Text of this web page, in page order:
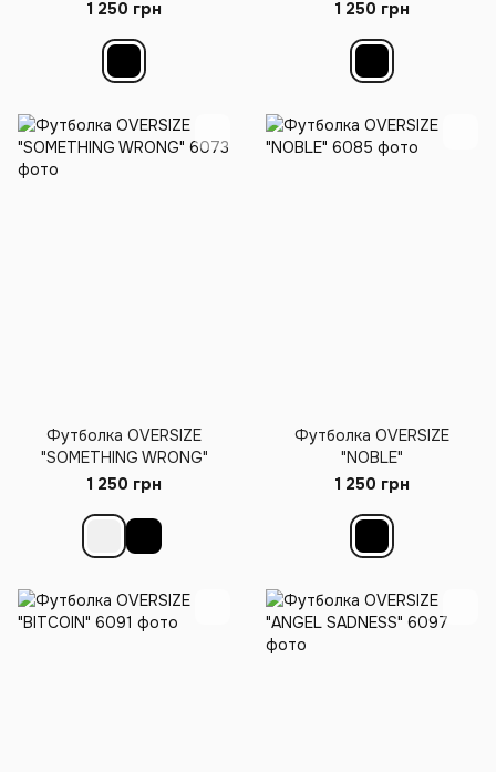
1 250 грн 1 250 грн
Футболка OVERSIZE
"SOMETHING WRONG"
1 250 грн
Футболка OVERSIZE
"NOBLE"
1 250 грн